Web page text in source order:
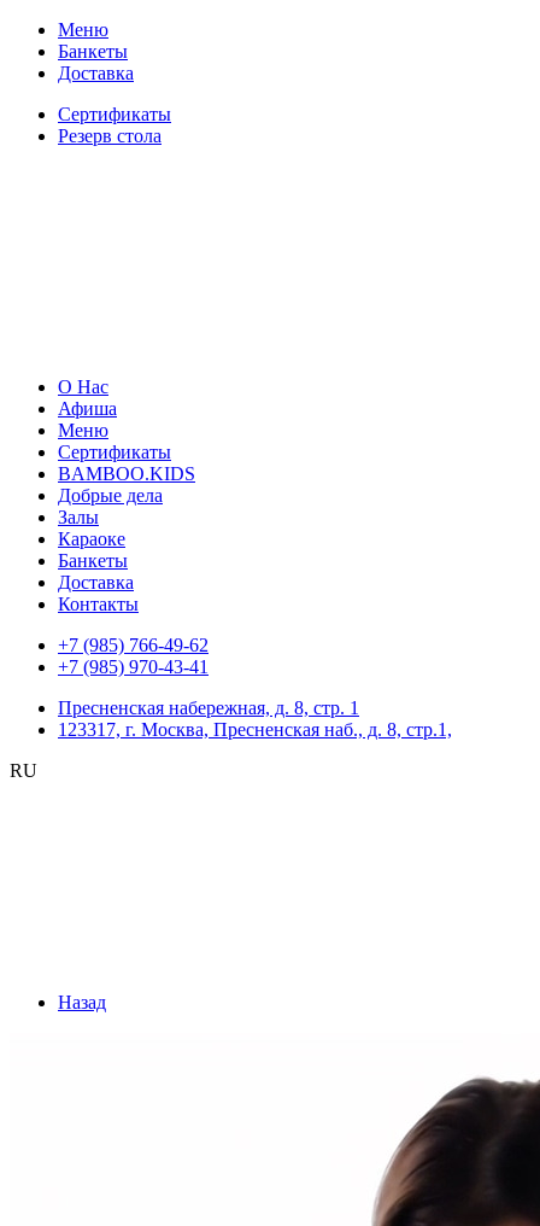
Меню
Банкеты
Доставка
Сертификаты
Резерв стола
О Нас
Афиша
Меню
Сертификаты
BAMBOO.KIDS
Добрые дела
Залы
Караоке
Банкеты
Доставка
Контакты
+7 (985) 766-49-62
+7 (985) 970-43-41
Пресненская набережная, д. 8, стр. 1
123317, г. Москва, Пресненская наб., д. 8, стр.1,
RU
Назад